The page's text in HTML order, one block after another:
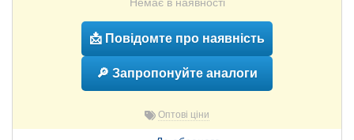
Немає в наявності
📩 Повідомте про наявність
🔎 Запропонуйте аналоги
Оптові ціни